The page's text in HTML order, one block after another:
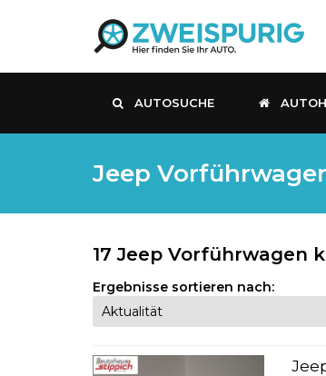
AUTOSUCHE
Jeep
17 Jeep Vorführwagen
Ergebnisse sortieren nach: